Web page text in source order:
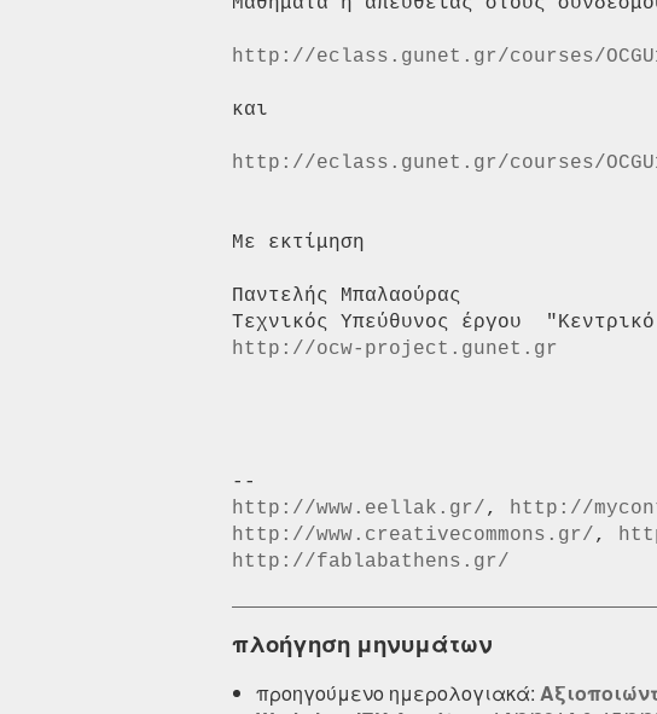
http://eclass.gunet.gr/courses/
και
http://eclass.gunet.gr/courses/
Με εκτίμηση
Παντελής Μπαλαούρας
http://ocw-project.gunet.gr
http://www.eellak.gr/ , http://
http://www.creativecommons.gr/ ,
http://fablabathens.gr/
πλοήγηση μηνυμάτων
προηγούμενο ημερολογιακά: